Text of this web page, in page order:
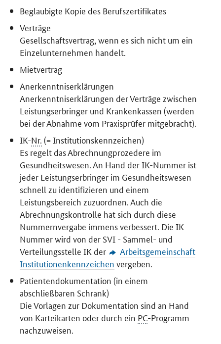
Beglaubigte Kopie des Berufszertifikates
Verträge
Gesellschaftsvertrag, wenn es sich nicht um ein
Einzelunternehmen handelt.
Mietvertrag
Anerkenntniserklärungen
Anerkenntniserklärungen der Verträge zwischen
Leistungserbringer und Krankenkassen (werden
bei der Abnahme vom Praxisprüfer mitgebracht).
IK-Nr. (= Institutionskennzeichen)
Es regelt das Abrechnungprozedere im
Gesundheitswesen. An Hand der IK-Nummer ist
jeder Leistungserbringer im Gesundheitswesen
schnell zu identifizieren und einem
Leistungsbereich zuzuordnen. Auch die
Abrechnungskontrolle hat sich durch diese
Nummernvergabe immens verbessert. Die IK
Nummer wird von der SVI - Sammel- und
Verteilungsstelle IK der
Arbeitsgemeinschaft
Institutionenkennzeichen vergeben.
Patientendokumentation (in einem
abschließbaren Schrank)
Die Vorlagen zur Dokumentation sind an Hand
von Karteikarten oder durch ein PC-Programm
nachzuweisen.